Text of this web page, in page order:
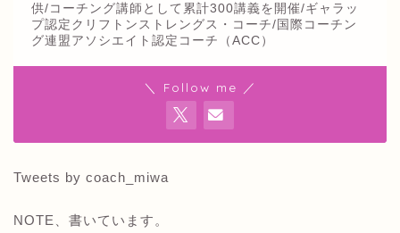
供/コーチング講師として累計300講義を開催/ギャラッ
プ認定クリフトンストレングス・コーチ/国際コーチン
グ連盟アソシエイト認定コーチ（ACC）
＼ Follow me ／
Tweets by coach_miwa
NOTE、書いています。